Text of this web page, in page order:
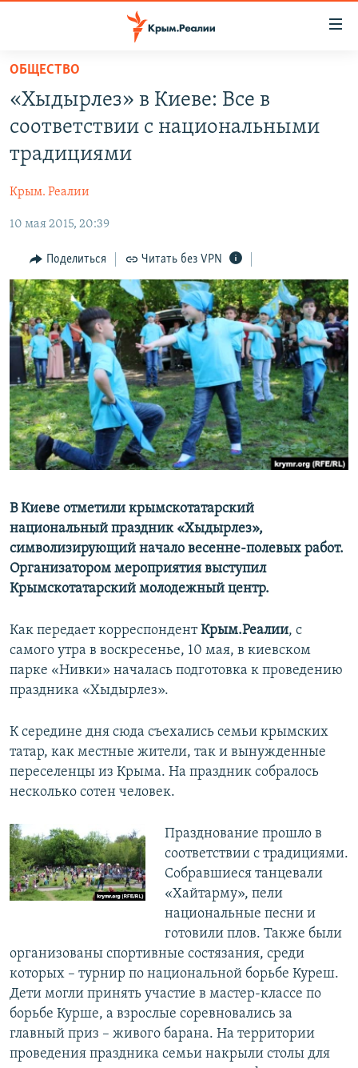
Вернуться
основному
содержанию
главной
навигации
Вернутся
поиску
СПЕЦПРОЕКТЫ
ЕЩЕ
ИНТЕРАКТИВ
ИНФОГРАФИКА
ТЕЛЕПРОЕКТ КРЫМ.РЕАЛИИ
СОВЕТЫ ПРАВОЗАЩИТНИКОВ
ПРОПАВШИЕ БЕЗ ВЕСТИ
ПОБЕДИТЕЛЕЙ НЕ СУДЯТ?
КРЫМ.НЕПОКОРЕННЫЙ
ELIFBE
УКРАИНСКАЯ ПРОБЛЕМА КРЫМА
РАДІО СВОБОДА
КАК ОБОЙТИ БЛОКИРОВКУ
Українською
Qırımtatar
ПРИСОЕДИНЯЙТЕСЬ!
ОБЩЕСТВО
«Хыдырлез» в Киеве: Все в
соответствии с национальными
традициями
Крым. Реалии
10 мая 2015, 20:39
Поделиться Читать без VPN
В Киеве отметили крымскотатарский
национальный праздник «Хыдырлез»,
символизирующий начало весенне-полевых работ.
Организатором мероприятия выступил
Крымскотатарский молодежный центр.
Как передает корреспондентКрым.Реалии, с
самого утра в воскресенье, 10 мая, в киевском
парке «Нивки» началась подготовка к проведению
праздника «Хыдырлез».
К середине дня сюда съехались семьи крымских
татар, как местные жители, так и вынужденные
переселенцы из Крыма. На праздник собралось
несколько сотен человек.
Празднование прошло в
соответствии с традициями.
Собравшиеся танцевали
«Хайтарму», пели
национальные песни и
готовили плов. Также были
организованы спортивные состязания, среди
которых – турнир по национальной борьбе Куреш.
Дети могли принять участие в мастер-классе по
борьбе Курше, а взрослые соревновались за
главный приз – живого барана. На территории
проведения праздника семьи накрыли столы для